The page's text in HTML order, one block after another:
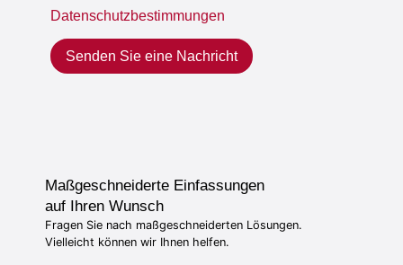
Datenschutzbestimmungen
Senden Sie eine Nachricht
Maßgeschneiderte Einfassungen
auf Ihren Wunsch
Fragen Sie nach maßgeschneiderten Lösungen.
Vielleicht können wir Ihnen helfen.